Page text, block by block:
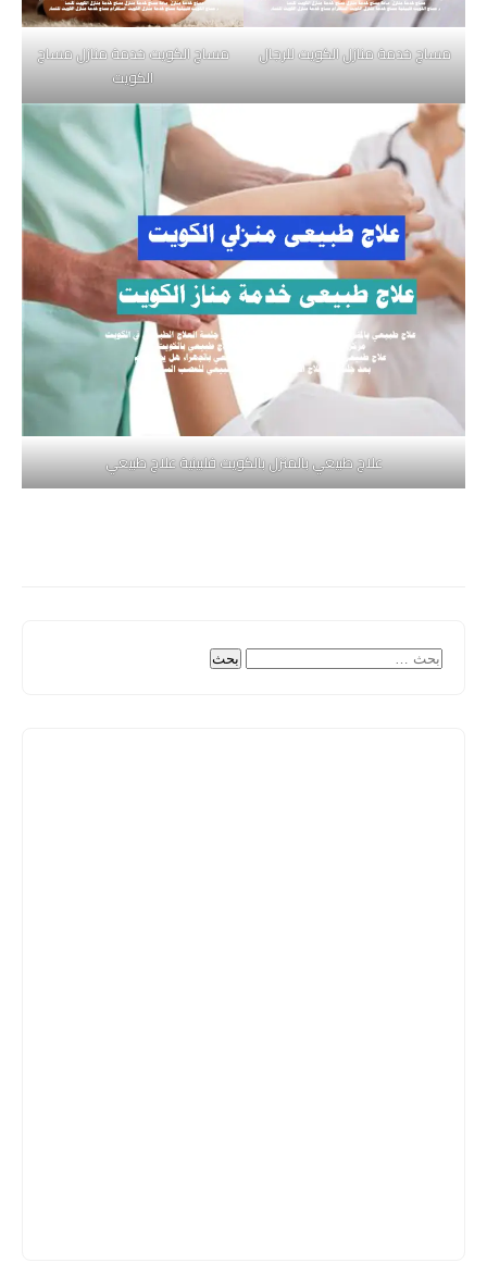
مساج خدمة منازل الكويت للرجال
مساج الكويت خدمة منازل مساج
الكويت
علاج طبيعي بالمنزل بالكويت فلبينية علاج طبيعي
البحث